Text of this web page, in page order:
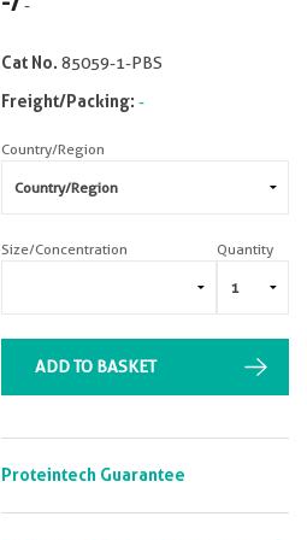
-
Cat No. 85059-1-PBS
Freight/Packing: -
Country/Region
Size/Concentration Quantity
ADD TO BASKET
Proteintech Guarantee